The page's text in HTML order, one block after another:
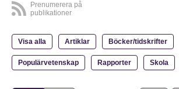
Prenumerera på
publikationer
Visa alla Artiklar Böcker/tidskrifter
Populärvetenskap Rapporter Skola